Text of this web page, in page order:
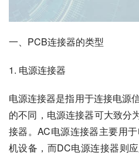
一、PCB连接器的类型
1. 电源连接器
电源连接器是指用于连接电源
的不同，电源连接器可大致分
接器。AC电源连接器主要用
机设备，而DC电源连接器则